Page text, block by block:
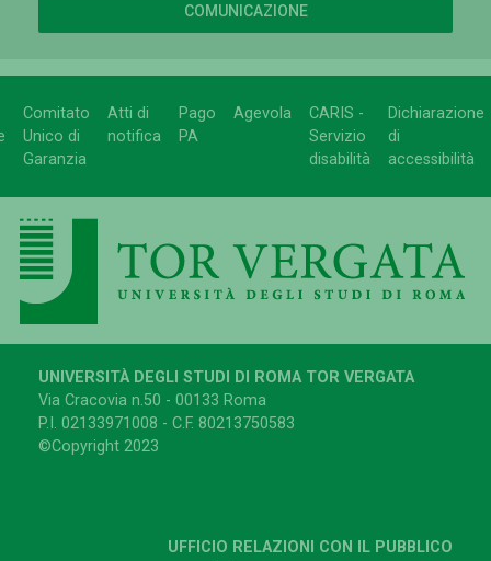
COMUNICAZIONE
Comitato
Unico di
Garanzia
Atti di
notifica
Pago
PA
Agevola
CARIS -
Servizio
disabilità
Dichiarazione
di
accessibilità
UNIVERSITÀ DEGLI STUDI DI ROMA TOR VERGATA
Via Cracovia n.50 - 00133 Roma
P.I. 02133971008 - C.F. 80213750583
©Copyright 2023
UFFICIO RELAZIONI CON IL PUBBLICO